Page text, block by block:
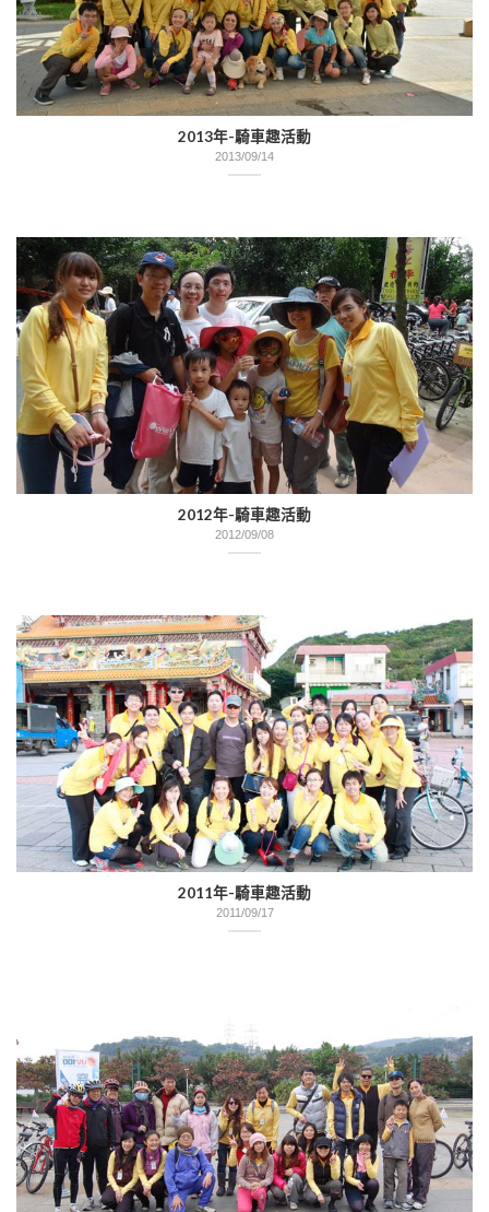
2013年-騎車趣活動
2013/09/14
2012年-騎車趣活動
2012/09/08
2011年-騎車趣活動
2011/09/17